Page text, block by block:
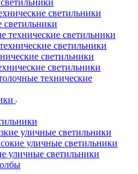
светильники
технические светильники
светильники
светильники
светильники
технические
уличные светильники
уличные светильники
уличные светильники